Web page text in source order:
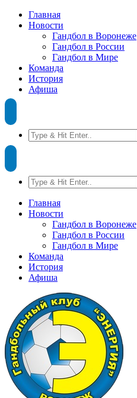
Главная
Новости
Гандбол в Воронеже
Гандбол в России
Гандбол в Мире
Команда
История
Афиша
Главная
Новости
Гандбол в Воронеже
Гандбол в России
Гандбол в Мире
Команда
История
Афиша